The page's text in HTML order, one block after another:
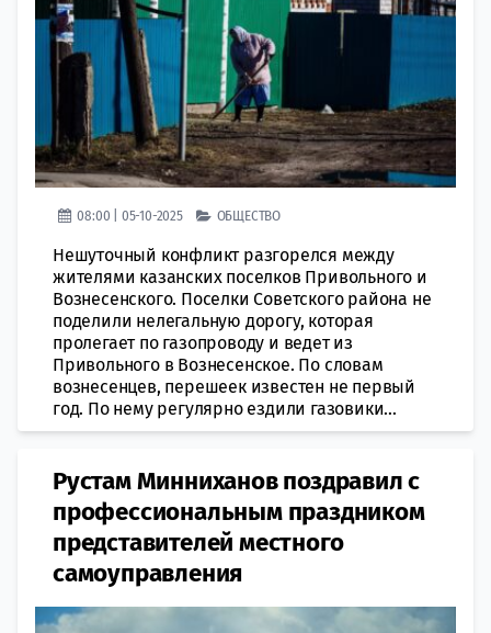
08:00 | 05-10-2025 ОБЩЕСТВО
Нешуточный конфликт разгорелся между
жителями казанских поселков Привольного и
Вознесенского. Поселки Советского района не
поделили нелегальную дорогу, которая
пролегает по газопроводу и ведет из
Привольного в Вознесенское. По словам
вознесенцев, перешеек известен не первый
год. По нему регулярно ездили газовики...
Рустам Минниханов поздравил с
профессиональным праздником
представителей местного
самоуправления